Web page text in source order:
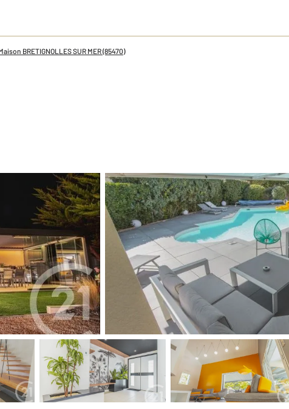
BRETIGNOLLES SUR MER (85470)